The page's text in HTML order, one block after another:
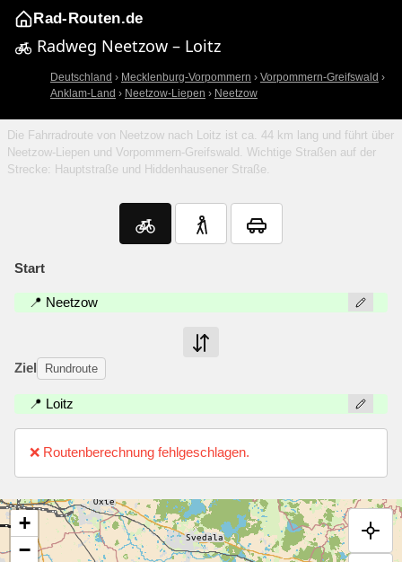
Rad-Routen.de
Radweg Neetzow – Loitz
Deutschland › Mecklenburg-Vorpommern › Vorpommern-Greifswald ›
Anklam-Land › Neetzow-Liepen › Neetzow
Die Fahrradroute von Neetzow nach Loitz ist ca. 44 km lang und führt über
Neetzow-Liepen und Vorpommern-Greifswald. Wichtige Straßen auf der
Strecke: Hauptstraße und Hiddenhausener Straße.
Start
📍 Neetzow
Ziel Rundroute
📍 Loitz
❌ Routenberechnung fehlgeschlagen.
+
−